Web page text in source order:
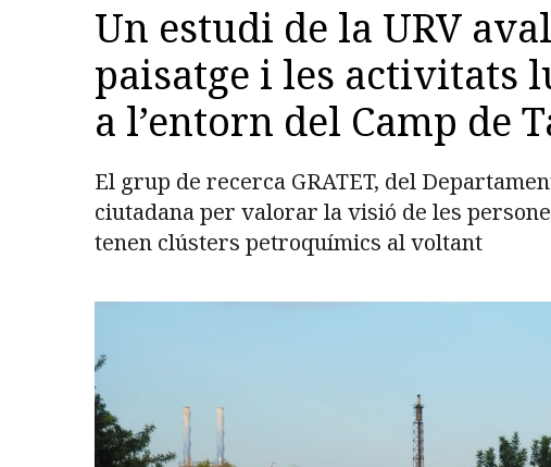
Un estudi de la URV
paisatge i les activitats
a l’entorn del Camp de
El grup de recerca GRATET, del
ciutadana per valorar la visió de les
tenen clústers petroquímics al voltant